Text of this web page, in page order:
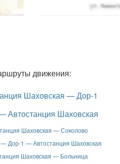
движения:
Шаховская — Дор-1
Автостанция Шаховская
Шаховская — Соколово
— Дор-1 — Автостанция Шаховская
Шаховская — Больница